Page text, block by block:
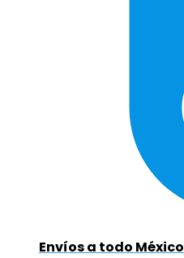
Envíos a todo México